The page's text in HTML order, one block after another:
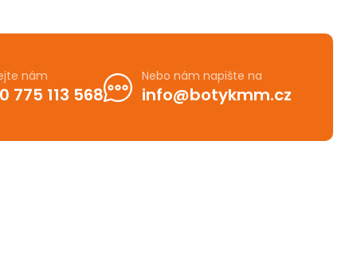
nám
775 113 568
Nebo nám napište na
info@botykmm.cz